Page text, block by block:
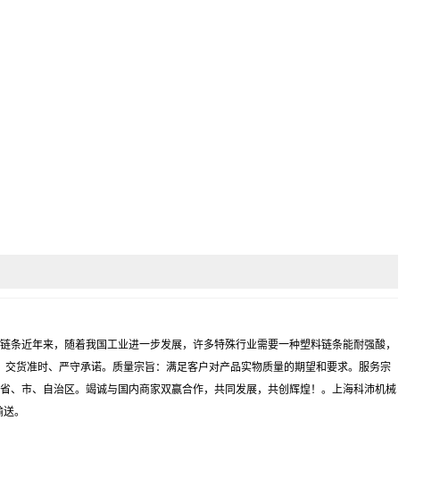
近年来，随着我国工业进一步发展，许多特殊行业需要一种塑料链条能耐强酸，
货准时、严守承诺。质量宗旨：满足客户对产品实物质量的期望和要求。服务宗
市、自治区。竭诚与国内商家双赢合作，共同发展，共创辉煌！。上海科沛机械
。